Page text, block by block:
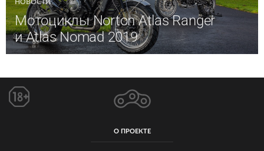
НОВОСТИ
Мотоциклы Norton Atlas Ranger
и Atlas Nomad 2019
О ПРОЕКТЕ